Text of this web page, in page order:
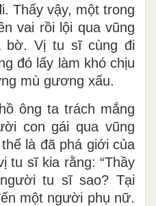
Thấy vậy, một trong
vai rồi lội qua vũng
bờ. Vị tu sĩ cùng đi
đó lấy làm khó chịu
mù gương xấu.
ông ta trách mắng
con gái qua vũng
là đã phá giới của
tu sĩ kia rằng: “Thầy
tu sĩ sao? Tại
một người phụ nữ.